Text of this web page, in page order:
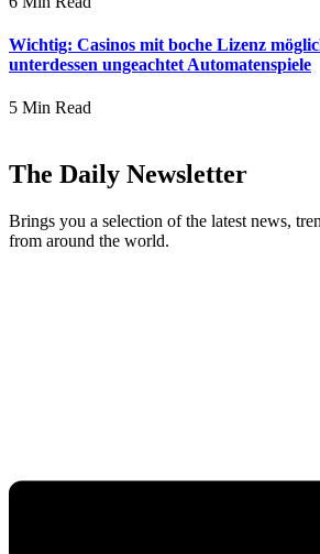
Wichtig: Casinos mit boche Lizenz
unterdessen ungeachtet Automatenspiele
5 Min Read
The Daily Newsletter
Brings you a selection of the latest news,
from around the world.